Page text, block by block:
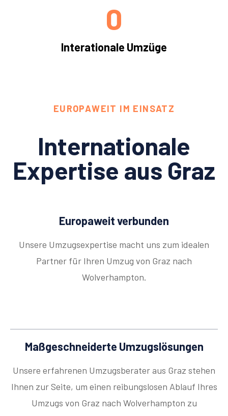
Interationale Umzüge
0
EUROPAWEIT IM EINSATZ
Internationale
Expertise aus Graz
Europaweit verbunden
Unsere Umzugsexpertise macht uns zum idealen
Partner für Ihren Umzug von Graz nach
Wolverhampton.
Maßgeschneiderte Umzugslösungen
Unsere erfahrenen Umzugsberater aus Graz stehen
Ihnen zur Seite, um einen reibungslosen Ablauf Ihres
Umzugs von Graz nach Wolverhampton zu